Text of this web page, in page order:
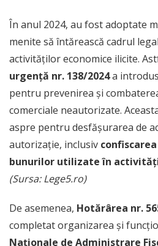
În anul 2024, au fost adoptate
menite să întărească cadrul
activităților economice ilicite.
urgență nr. 138/2024a
pentru prevenirea și
comerciale neautorizate.
aspre pentru desfășurarea de
autorizație, inclusiv
bunurilor utilizate în
(Sursa: Lege5.ro)
De asemenea, Hotărârea nr.
completat organizarea și
Naționale de Administrare